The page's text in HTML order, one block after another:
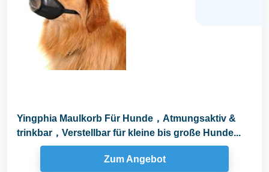
Yingphia Maulkorb Für Hunde，Atmungsaktiv &
trinkbar，Verstellbar für kleine bis große Hunde...
Zum Angebot